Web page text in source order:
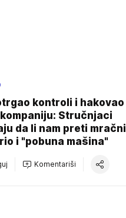
kontroli i hakovao
Stručnjaci
da li nam preti mračni
i "pobuna mašina"
Komentariši